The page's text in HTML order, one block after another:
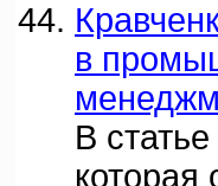
в
В
которая